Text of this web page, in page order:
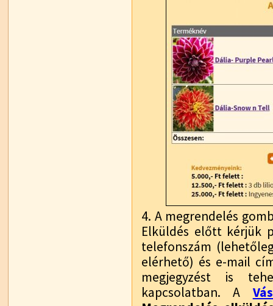
4. A megrendelés
Elküldés előtt kérjük
telefonszám
elérhető) és e-mail
megjegyzést is
kapcsolatban. A